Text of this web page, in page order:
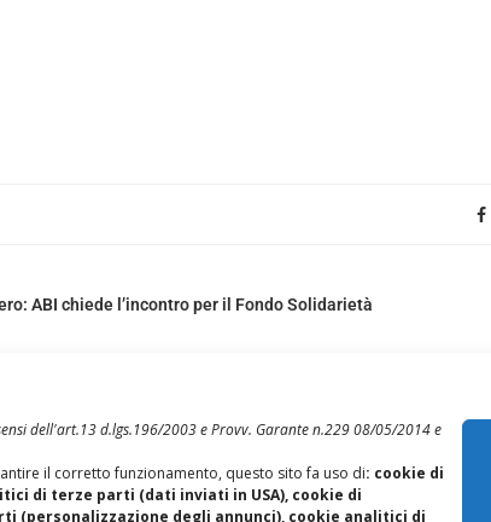
dell'art.13 d.lgs.196/2003 e Provv. Garante n.229 08/05/2014 e
il corretto funzionamento, questo sito fa uso di: cookie di
di terze parti (dati inviati in USA), cookie di
(personalizzazione degli annunci), cookie analitici di
ABI chiede l’incontro per il Fondo Solidarietà